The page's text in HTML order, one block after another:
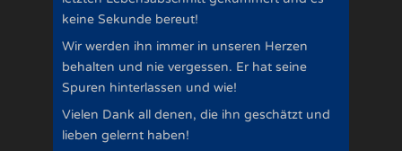
keine Sekunde bereut!
Wir werden ihn immer in unseren Herzen
behalten und nie vergessen. Er hat seine
Spuren hinterlassen und wie!
Vielen Dank all denen, die ihn geschätzt und
lieben gelernt haben!